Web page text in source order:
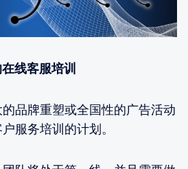
线客服培训
品牌重塑或全国性的广告活动
服务培训的计划。